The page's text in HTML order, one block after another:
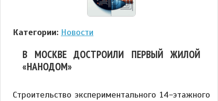
Категории: Новости
В МОСКВЕ ДОСТРОИЛИ ПЕРВЫЙ ЖИЛОЙ
«НАНОДОМ»
Строительство экспериментального 14-этажного